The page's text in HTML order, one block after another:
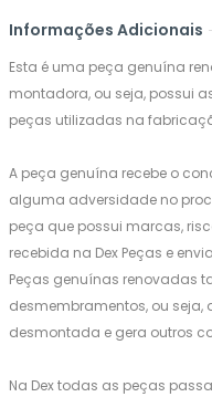
Informações Adicionais
Esta é uma peça genuína
montadora, ou seja, possui
peças utilizadas na
A peça genuína recebe o
alguma adversidade no
peça que possui marcas,
recebida na Dex Peças e
Peças genuínas renovadas
desmembramentos, ou
desmontada e gera outros
Na Dex todas as peças